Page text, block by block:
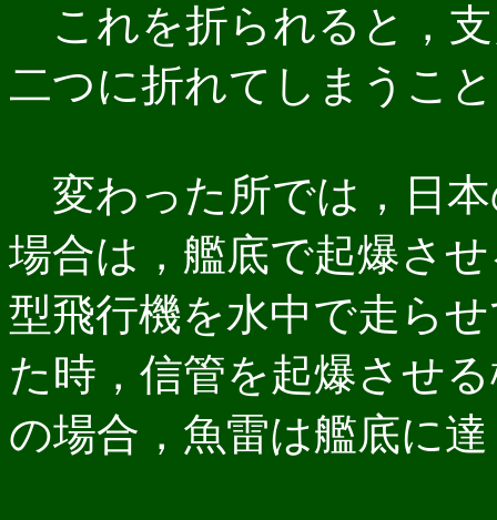
これを折られると，
二つに折れてしまうこ
変わった所では，日
場合は，艦底で起爆さ
型飛行機を水中で走ら
た時，信管を起爆させ
の場合，魚雷は艦底に